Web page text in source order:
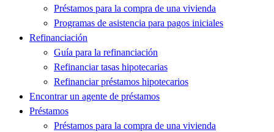
Préstamos para la compra de una vivienda
Programas de asistencia para pagos iniciales
Refinanciación
Guía para la refinanciación
Refinanciar tasas hipotecarias
Refinanciar préstamos hipotecarios
Encontrar un agente de préstamos
Préstamos
Préstamos para la compra de una vivienda